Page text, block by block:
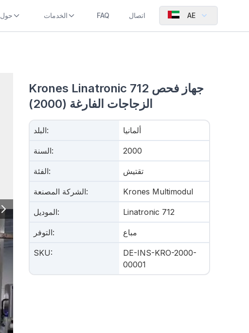
حول الخدمات FAQ اتصال AE
Krones Linatronic 712 جهاز فحص
الزجاجات الفارغة (2000)
البلد: ألمانيا
السنة: 2000
الفئة: تقتيش
الشركة المصنعة: Krones Multimodul
الموديل: Linatronic 712
التوفر: مباع
SKU:
DE-INS-KRO-2000-
00001